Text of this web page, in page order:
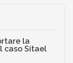
la
caso Sitael